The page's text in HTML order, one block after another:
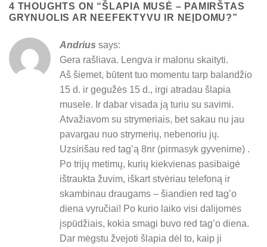
4 THOUGHTS ON “ŠLAPIA MUSĖ – PAMIRŠTAS
GRYNUOLIS AR NEEFEKTYVU IR NEĮDOMU?”
Andrius says:
Gera rašliava. Lengva ir malonu skaityti.
Aš šiemet, būtent tuo momentu tarp balandžio
15 d. ir gegužės 15 d., irgi atradau šlapia
musele. Ir dabar visada ją turiu su savimi.
Atvažiavom su strymeriais, bet sakau nu jau
pavargau nuo strymerių, nebenoriu jų.
Uzsirišau red tag’ą 8nr (pirmasyk gyvenime) .
Po trijų metimų, kurių kiekvienas pasibaigė
ištraukta žuvim, iškart stvėriau telefoną ir
skambinau draugams – šiandien red tag’o
diena vyručiai! Po kurio laiko visi dalijomės
įspūdžiais, kokia smagi buvo red tag’o diena.
Dar mėgstu žvejoti šlapia dėl to, kaip ji